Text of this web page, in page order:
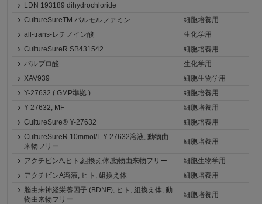
LDN 193189 dihydrochloride
CultureSureTM パルモルファミン
細胞培養用
all-trans-レチノイン酸
生化学用
CultureSureR SB431542
細胞培養用
バルプロ酸
生化学用
XAV939
細胞生物学用
Y-27632 ( GMP準拠 )
細胞培養用
Y-27632, MF
細胞培養用
CultureSure® Y-27632
細胞培養用
CultureSureR 10mmol/L Y-27632溶液, 動物由
来物フリー
細胞培養用
アクチビンA,ヒト,組換え体,動物由来物フリー
細胞生物学用
アクチビンA溶液, ヒト, 組換え体
細胞培養用
脳由来神経栄養因子 (BDNF), ヒト, 組換え体, 動
物由来物フリー
細胞培養用